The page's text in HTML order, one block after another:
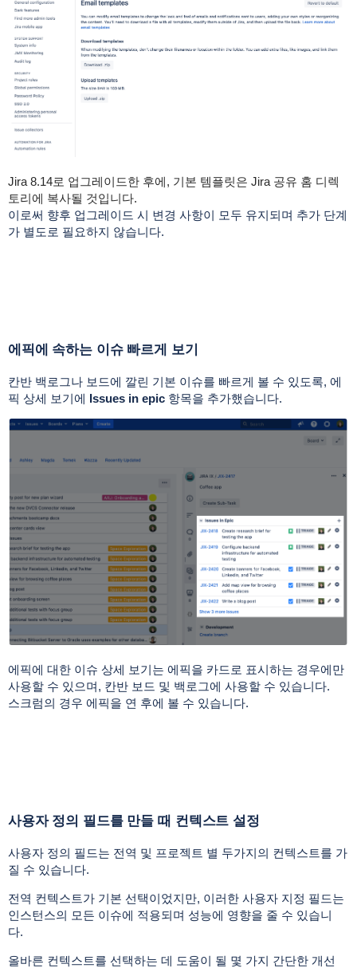
Jira 8.14로 업그레이드한 후에, 기본 템플릿은 Jira 공유 홈 디렉
토리에 복사될 것입니다.
이로써 향후 업그레이드 시 변경 사항이 모두 유지되며 추가 단계
가 별도로 필요하지 않습니다.
에픽에 속하는 이슈 빠르게 보기
칸반 백로그나 보드에 깔린 기본 이슈를 빠르게 볼 수 있도록, 에
픽 상세 보기에 Issues in epic항목을 추가했습니다.
에픽에 대한 이슈 상세 보기는 에픽을 카드로 표시하는 경우에만
사용할 수 있으며, 칸반 보드 및 백로그에 사용할 수 있습니다.
스크럼의 경우 에픽을 연 후에 볼 수 있습니다.
사용자 정의 필드를 만들 때 컨텍스트 설정
사용자 정의 필드는 전역 및 프로젝트 별 두가지의 컨텍스트를 가
질 수 있습니다.
전역 컨텍스트가 기본 선택이었지만, 이러한 사용자 지정 필드는
인스턴스의 모든 이슈에 적용되며 성능에 영향을 줄 수 있습니
다.
올바른 컨텍스트를 선택하는 데 도움이 될 몇 가지 간단한 개선